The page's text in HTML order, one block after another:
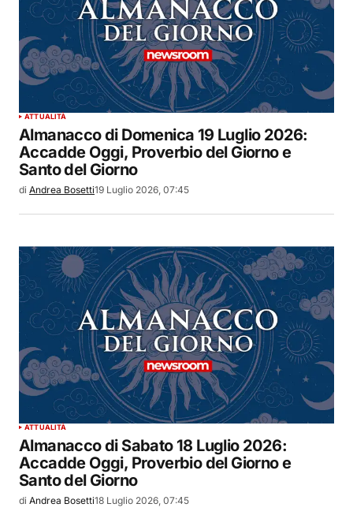
ATTUALITÀ
Almanacco di Domenica 19 Luglio 2026:
Accadde Oggi, Proverbio del Giorno e
Santo del Giorno
di Andrea Bosetti19 Luglio 2026, 07:45
ATTUALITÀ
Almanacco di Sabato 18 Luglio 2026:
Accadde Oggi, Proverbio del Giorno e
Santo del Giorno
di Andrea Bosetti18 Luglio 2026, 07:45